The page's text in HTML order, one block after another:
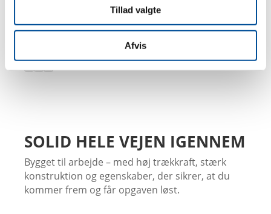
Tillad valgte
Afvis
45
SOLID HELE VEJEN IGENNEM
Bygget til arbejde – med høj trækkraft, stærk
konstruktion og egenskaber, der sikrer, at du
kommer frem og får opgaven løst.